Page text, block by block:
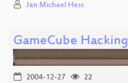
Jan Michael Hess
GameCube Hacking
2004-12-27
22